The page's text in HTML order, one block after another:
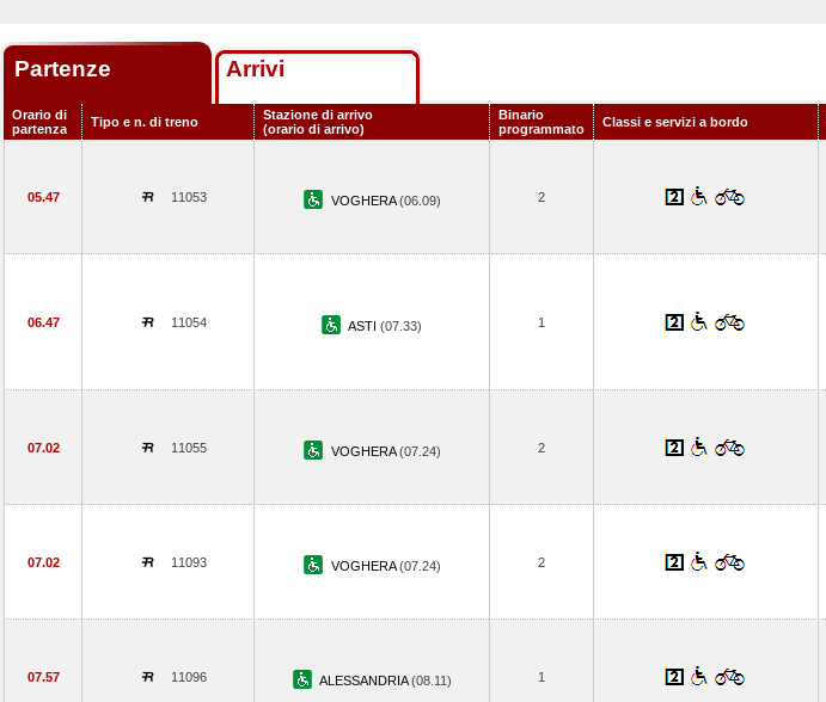
Partenze Arrivi
Orario di
partenza
Tipo e n. di treno
Stazione di arrivo
(orario di arrivo)
Binario
programmato
Classi e servizi a bordo
05.47 11053 VOGHERA(06.09) 2
06.47 11054 ASTI (07.33) 1
07.02 11055 VOGHERA(07.24) 2
07.02 11093 VOGHERA(07.24) 2
07.57 11096 ALESSANDRIA(08.11) 1